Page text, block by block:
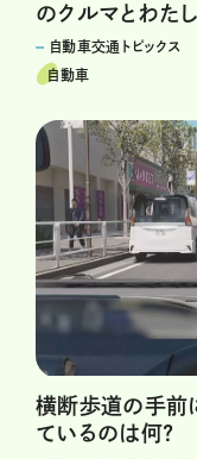
のクルマとわた
自動車交通トピックス
自動車
横断歩道の手前
ているのは何?